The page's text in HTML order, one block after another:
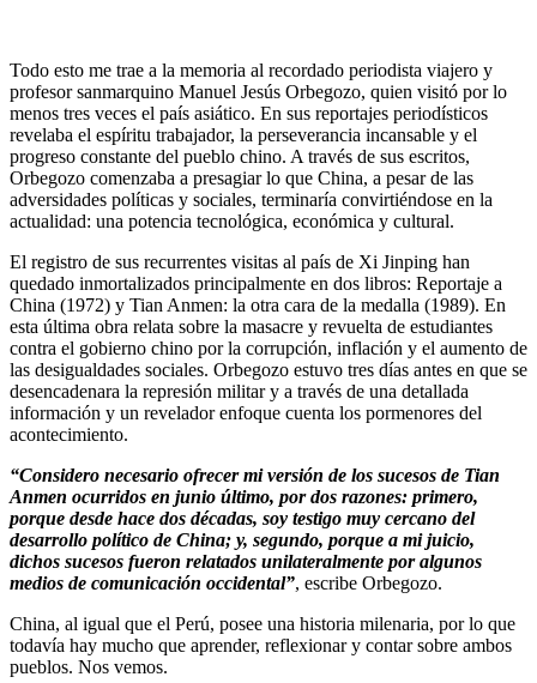
Todo esto me trae a la memoria al recordado periodista viajero y
profesor sanmarquino Manuel Jesús Orbegozo, quien visitó por lo
menos tres veces el país asiático. En sus reportajes periodísticos
revelaba el espíritu trabajador, la perseverancia incansable y el
progreso constante del pueblo chino. A través de sus escritos,
Orbegozo comenzaba a presagiar lo que China, a pesar de las
adversidades políticas y sociales, terminaría convirtiéndose en la
actualidad: una potencia tecnológica, económica y cultural.
El registro de sus recurrentes visitas al país de Xi Jinping han
quedado inmortalizados principalmente en dos libros: Reportaje a
China (1972) y Tian Anmen: la otra cara de la medalla (1989). En
esta última obra relata sobre la masacre y revuelta de estudiantes
contra el gobierno chino por la corrupción, inflación y el aumento de
las desigualdades sociales. Orbegozo estuvo tres días antes en que se
desencadenara la represión militar y a través de una detallada
información y un revelador enfoque cuenta los pormenores del
acontecimiento.
“Considero necesario ofrecer mi versión de los sucesos de Tian
Anmen ocurridos en junio último, por dos razones: primero,
porque desde hace dos décadas, soy testigo muy cercano del
desarrollo político de China; y, segundo, porque a mi juicio,
dichos sucesos fueron relatados unilateralmente por algunos
medios de comunicación occidental”, escribe Orbegozo.
China, al igual que el Perú, posee una historia milenaria, por lo que
todavía hay mucho que aprender, reflexionar y contar sobre ambos
pueblos. Nos vemos.